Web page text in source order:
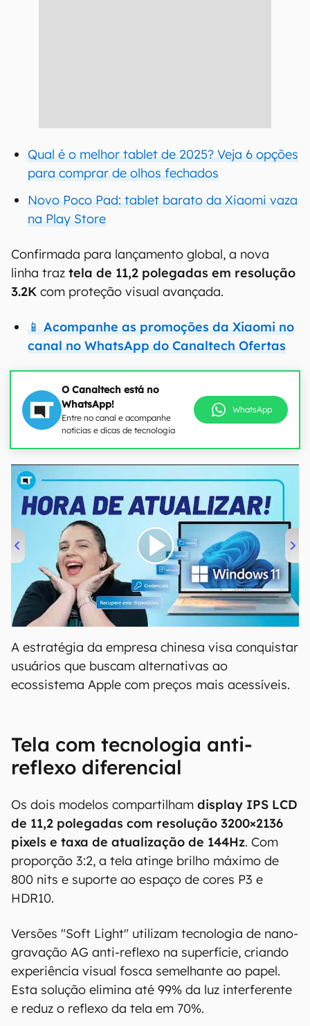
Qual é o melhor tablet de 2025? Veja 6 opções
para comprar de olhos fechados
Novo Poco Pad: tablet barato da Xiaomi vaza
na Play Store
Confirmada para lançamento global, a nova
linha traz tela de 11,2 polegadas em resolução
3.2K com proteção visual avançada.
📱 Acompanhe as promoções da Xiaomi no
canal no WhatsApp do Canaltech Ofertas
O Canaltech está no
WhatsApp!
Entre no canal e acompanhe
notícias e dicas de tecnologia
WhatsApp
00:00 04:52
A estratégia da empresa chinesa visa conquistar
usuários que buscam alternativas ao
ecossistema Apple com preços mais acessíveis.
Tela com tecnologia anti-
reflexo diferencial
Os dois modelos compartilham display IPS LCD
de 11,2 polegadas com resolução 3200×2136
pixels e taxa de atualização de 144Hz. Com
proporção 3:2, a tela atinge brilho máximo de
800 nits e suporte ao espaço de cores P3 e
HDR10.
Versões "Soft Light" utilizam tecnologia de nano-
gravação AG anti-reflexo na superfície, criando
experiência visual fosca semelhante ao papel.
Esta solução elimina até 99% da luz interferente
e reduz o reflexo da tela em 70%.